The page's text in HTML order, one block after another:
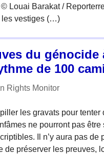
Louai Barakat /
les vestiges (…)
du génocide
de 100
Rights Monitor
les gravats pour tenter
ne pourront pas être
Il n’y aura pas de
de préserver les preuves,